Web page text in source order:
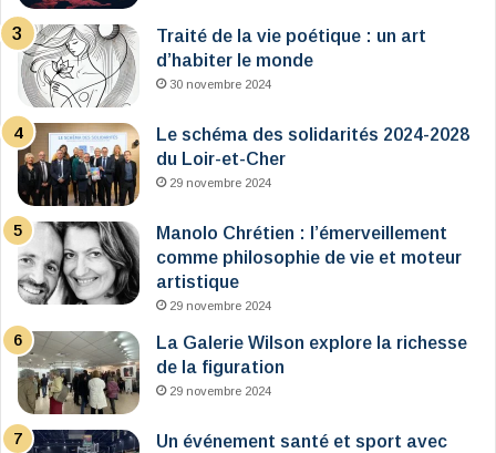
Traité de la vie poétique : un art
d’habiter le monde
30 novembre 2024
Le schéma des solidarités 2024-2028
du Loir-et-Cher
29 novembre 2024
Manolo Chrétien : l’émerveillement
comme philosophie de vie et moteur
artistique
29 novembre 2024
La Galerie Wilson explore la richesse
de la figuration
29 novembre 2024
Un événement santé et sport avec